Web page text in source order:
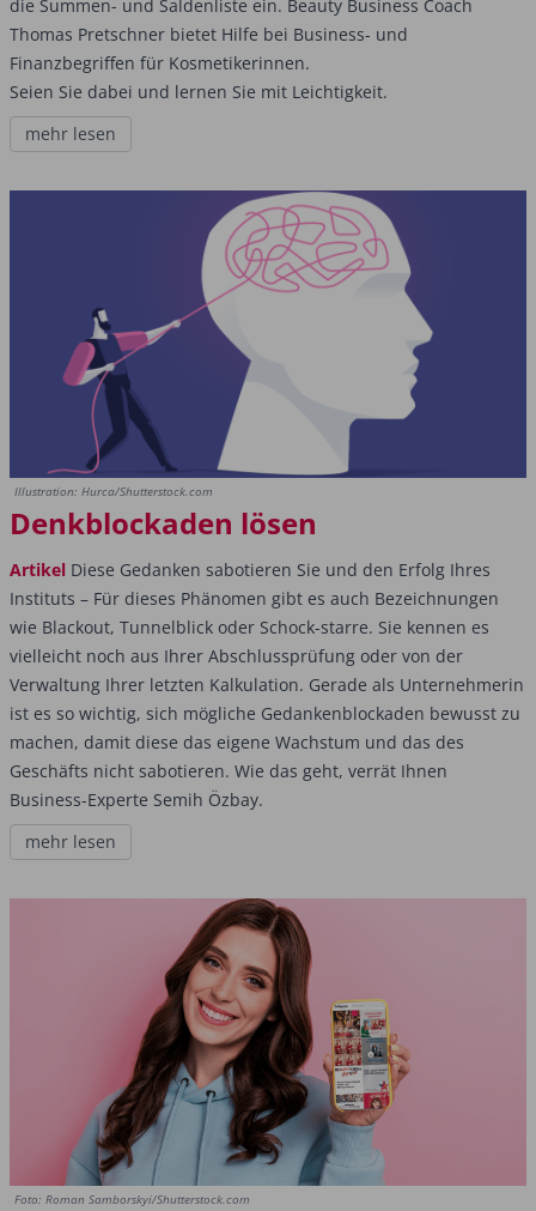
die Summen- und Saldenliste ein. Beauty Business Coach
Thomas Pretschner bietet Hilfe bei Business- und
Finanzbegriffen für Kosmetikerinnen.
Seien Sie dabei und lernen Sie mit Leichtigkeit.
mehr lesen
Illustration: Hurca/Shutterstock.com
Denkblockaden lösen
Artikel Diese Gedanken sabotieren Sie und den Erfolg Ihres
Instituts – Für dieses Phänomen gibt es auch Bezeichnungen
wie Blackout, Tunnelblick oder Schock-starre. Sie kennen es
vielleicht noch aus Ihrer Abschlussprüfung oder von der
Verwaltung Ihrer letzten Kalkulation. Gerade als Unternehmerin
ist es so wichtig, sich mögliche Gedankenblockaden bewusst zu
machen, damit diese das eigene Wachstum und das des
Geschäfts nicht sabotieren. Wie das geht, verrät Ihnen
Business-Experte Semih Özbay.
mehr lesen
Foto: Roman Samborskyi/Shutterstock.com